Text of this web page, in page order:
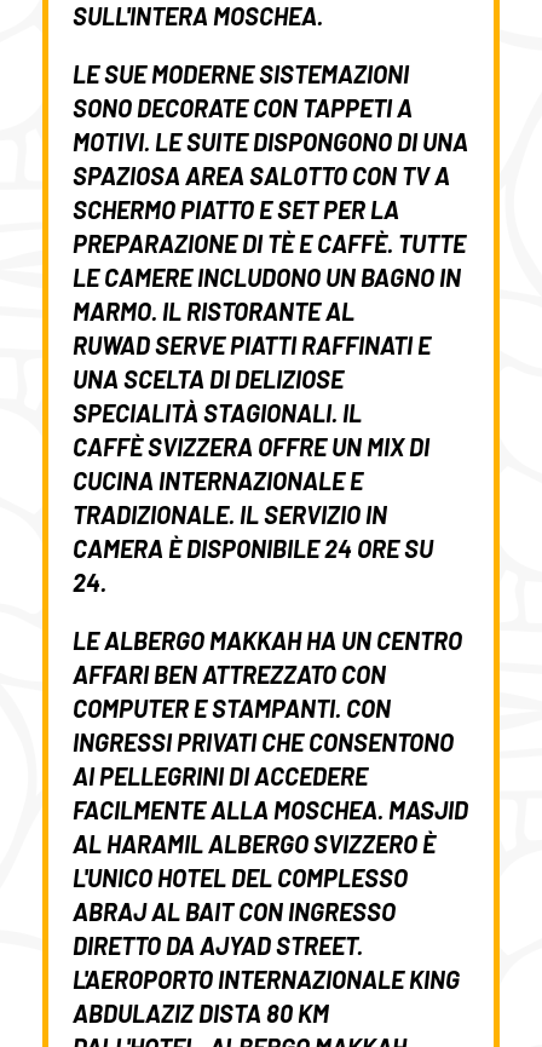
SULL'INTERA MOSCHEA.
LE SUE MODERNE SISTEMAZIONI
SONO DECORATE CON TAPPETI A
MOTIVI. LE SUITE DISPONGONO DI UNA
SPAZIOSA AREA SALOTTO CON TV A
SCHERMO PIATTO E SET PER LA
PREPARAZIONE DI TÈ E CAFFÈ. TUTTE
LE CAMERE INCLUDONO UN BAGNO IN
MARMO. IL RISTORANTEAL
RUWADSERVE PIATTI RAFFINATI E
UNA SCELTA DI DELIZIOSE
SPECIALITÀ STAGIONALI. IL
CAFFÈSVIZZERA OFFRE UN MIX DI
CUCINA INTERNAZIONALE E
TRADIZIONALE. IL SERVIZIO IN
CAMERA È DISPONIBILE 24 ORE SU
24.
LEALBERGO MAKKAHHA UN CENTRO
AFFARIBEN ATTREZZATO CON
COMPUTER E STAMPANTI. CON
INGRESSI PRIVATI CHE CONSENTONO
AI PELLEGRINI DI ACCEDERE
FACILMENTE ALLA MOSCHEA. MASJID
AL HARAMILALBERGO SVIZZERO È
L'UNICO HOTEL DEL COMPLESSO
ABRAJ AL BAIT CON INGRESSO
DIRETTO DA AJYAD STREET.
L'AEROPORTO INTERNAZIONALE KING
ABDULAZIZ DISTA 80 KM